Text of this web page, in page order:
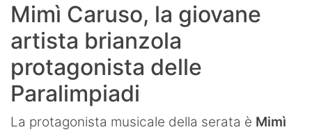
Mimì Caruso, la giovane
artista brianzola
protagonista delle
Paralimpiadi
La protagonista musicale della serata è Mimì